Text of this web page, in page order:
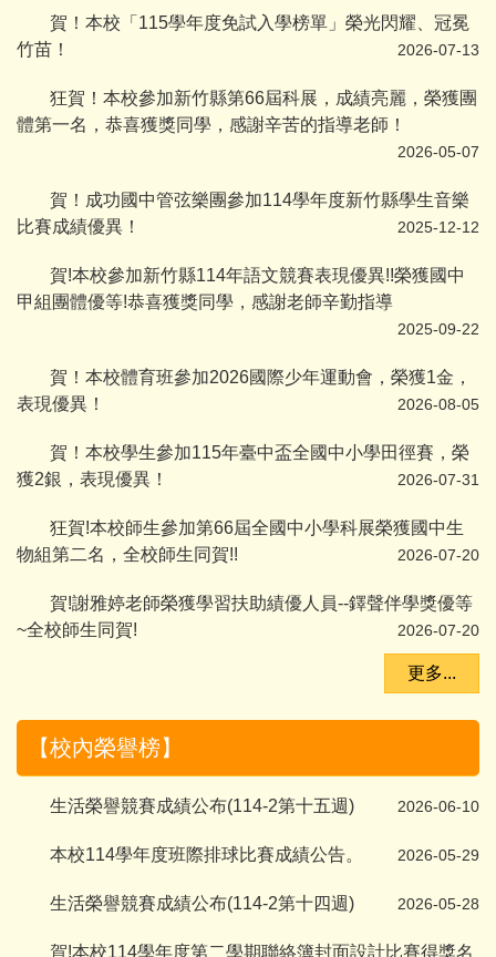
賀！本校「115學年度免試入學榜單」榮光閃耀、冠冕
竹苗！
2026-07-13
狂賀！本校參加新竹縣第66屆科展，成績亮麗，榮獲團
體第一名，恭喜獲獎同學，感謝辛苦的指導老師！
2026-05-07
賀！成功國中管弦樂團參加114學年度新竹縣學生音樂
比賽成績優異！
2025-12-12
賀!本校參加新竹縣114年語文競賽表現優異!!榮獲國中
甲組團體優等!恭喜獲獎同學，感謝老師辛勤指導
2025-09-22
賀！本校體育班參加2026國際少年運動會，榮獲1金，
表現優異！
2026-08-05
賀！本校學生參加115年臺中盃全國中小學田徑賽，榮
獲2銀，表現優異！
2026-07-31
狂賀!本校師生參加第66屆全國中小學科展榮獲國中生
物組第二名，全校師生同賀!!
2026-07-20
賀!謝雅婷老師榮獲學習扶助績優人員--鐸聲伴學獎優等
~全校師生同賀!
2026-07-20
更多...
【校內榮譽榜】
生活榮譽競賽成績公布(114-2第十五週) 2026-06-10
本校114學年度班際排球比賽成績公告。 2026-05-29
生活榮譽競賽成績公布(114-2第十四週) 2026-05-28
賀!本校114學年度第二學期聯絡簿封面設計比賽得獎名